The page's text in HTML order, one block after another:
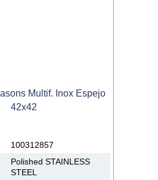
Multif. Inox Espejo
42x42
100312857
Polished STAINLESS
STEEL